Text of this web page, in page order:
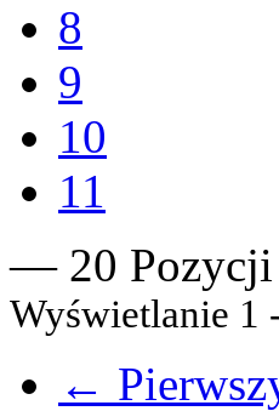
8
9
10
11
— 20 Pozycji
Wyświetlanie 1
←